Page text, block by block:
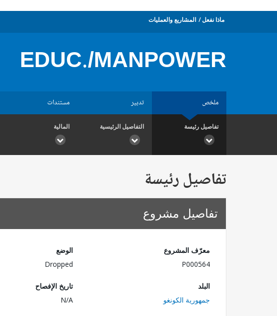
ماذا نفعل المشاريع والعمليات
EDUC./MANPOWER
ملخص تدبير مستندات
تفاصيل رئيسة التفاصيل الرئيسية المالية
تفاصيل رئيسة
تفاصيل مشروع
معرّف المشروع
P000564
الوضع
Dropped
البلد
جمهورية الكونغو
تاريخ الإفصاح
N/A